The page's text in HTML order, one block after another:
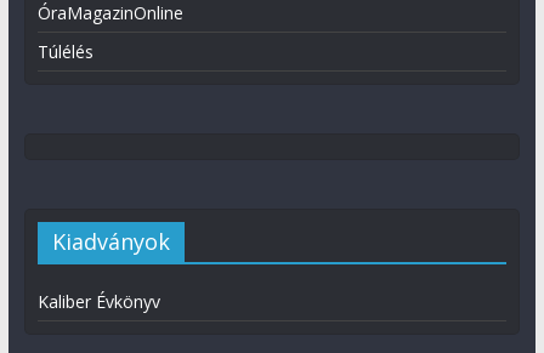
ÓraMagazinOnline
Túlélés
Kiadványok
Kaliber Évkönyv